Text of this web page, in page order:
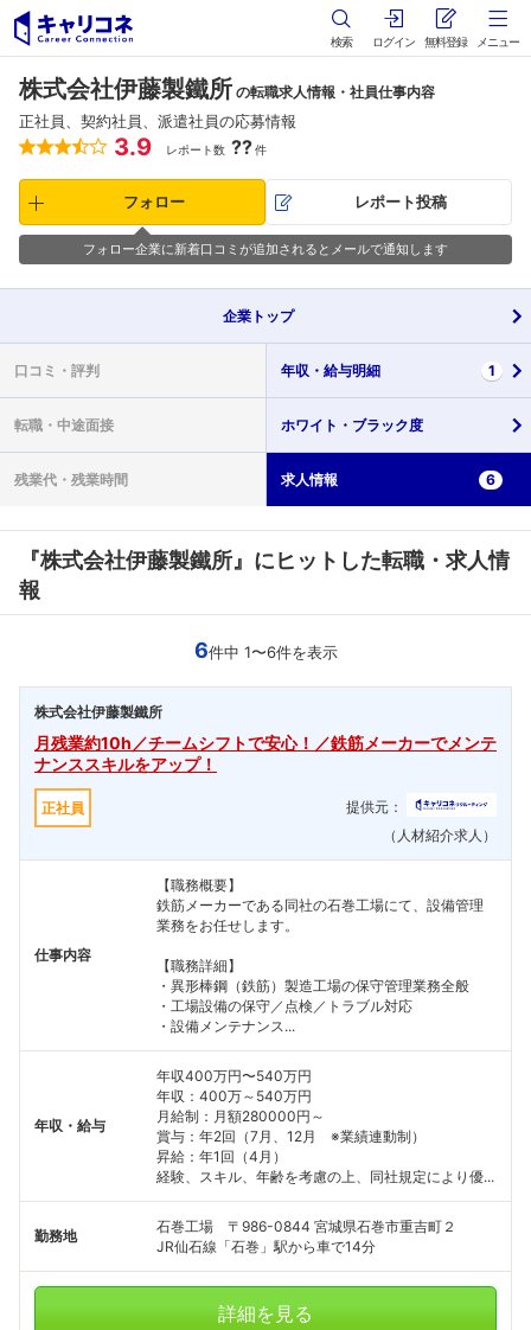
検索 ログイン 無料登録 メニュー
株式会社伊藤製鐵所 の転職求人情報・社員仕事内容
正社員、契約社員、派遣社員の応募情報
3.9 レポート数 ??件
フォロー レポート投稿
フォロー企業に新着口コミが追加されるとメールで通知します
企業 トップ
口コミ・ 評判 年収・ 給与明細 1
転職・ 中途面接 ホワイト・ ブラック度
残業代・ 残業時間 求人情報 6
『株式会社伊藤製鐵所』にヒットした転職・求人情
報
6件中 1〜6件を表示
株式会社伊藤製鐵所
月残業約10h／チームシフトで安心！／鉄筋メーカーでメンテ
ナンススキルをアップ！
正社員
提供元：
（人材紹介求人）
仕事内容
【職務概要】
鉄筋メーカーである同社の石巻工場にて、設備管理
業務をお任せします。
【職務詳細】
・異形棒鋼（鉄筋）製造工場の保守管理業務全般
・工場設備の保守／点検／トラブル対応
・設備メンテナンス...
年収・給与
年収400万円〜540万円
年収：400万～540万円
月給制：月額280000円～
賞与：年2回（7月、12月 ※業績連動制）
昇給：年1回（4月）
経験、スキル、年齢を考慮の上、同社規定により優...
勤務地
石巻工場 〒986-0844 宮城県石巻市重吉町２
JR仙石線「石巻」駅から車で14分
詳細を見る